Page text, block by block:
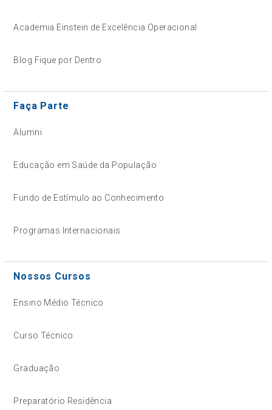
Academia Einstein de Excelência Operacional
Blog Fique por Dentro
Faça Parte
Alumni
Educação em Saúde da População
Fundo de Estímulo ao Conhecimento
Programas Internacionais
Nossos Cursos
Ensino Médio Técnico
Curso Técnico
Graduação
Preparatório Residência